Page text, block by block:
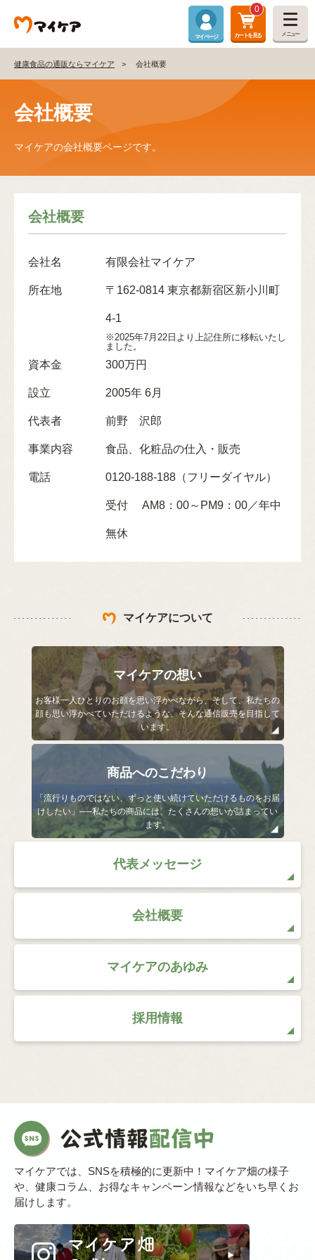
マイページ
0
カートを見る メニュー
健康食品の通販ならマイケア 会社概要
会社概要
マイケアの会社概要ページです。
会社概要
会社名 有限会社マイケア
所在地 〒162-0814 東京都新宿区新小川町
4-1
※2025年7月22日より上記住所に移転いたし
ました。
資本金 300万円
設立 2005年 6月
代表者 前野 沢郎
事業内容 食品、化粧品の仕入・販売
電話 0120-188-188（フリーダイヤル）
受付 AM8：00～PM9：00／年中
無休
マイケアについて
マイケアの想い
お客様一人ひとりのお顔を思い浮かべながら、そして、私たちの
顔も思い浮かべていただけるような、そんな通信販売を目指して
います。
商品へのこだわり
「流行りものではない、ずっと使い続けていただけるものをお届
けしたい」──私たちの商品には、たくさんの想いが詰まってい
ます。
代表メッセージ
会社概要
マイケアのあゆみ
採用情報
マイケアでは、SNSを積極的に更新中！マイケア畑の様子
や、健康コラム、お得なキャンペーン情報などをいち早くお
届けします。